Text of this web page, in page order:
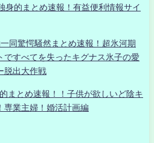
的まとめ速報！有益便利情報サイ
同驚愕騒然まとめ速報！超氷河期
ですべてを失ったキグナス氷子の愛
脱出大作戦
まとめ速報！！子供が欲しいど陰キ
専業主婦！婚活計画編